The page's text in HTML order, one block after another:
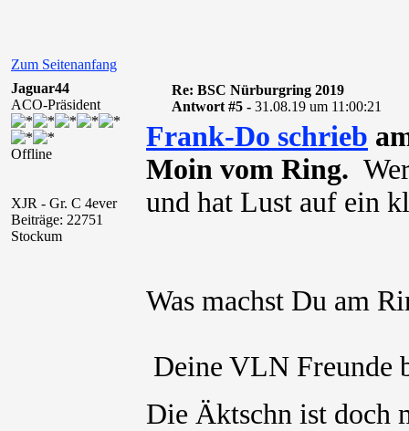
Zum Seitenanfang
Jaguar44
ACO-Präsident
Offline
XJR - Gr. C 4ever
Beiträge: 22751
Stockum
Re: BSC Nürburgring 2019
Antwort #5 - 31.08.19 um 11:00:21
Frank-Do schrieb
Moin vom Ring.
und hat Lust auf ein
Was machst Du am
Deine VLN Freunde
Die Äktschn ist doch